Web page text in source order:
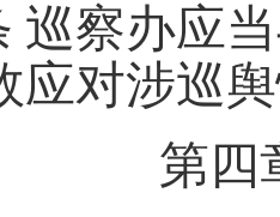
巡察办应
应对涉巡
第四